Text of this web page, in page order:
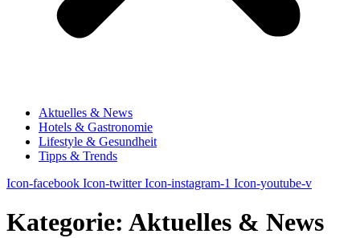
Aktuelles & News
Hotels & Gastronomie
Lifestyle & Gesundheit
Tipps & Trends
Icon-facebook Icon-twitter Icon-instagram-1 Icon-youtube-v
Kategorie: Aktuelles & News